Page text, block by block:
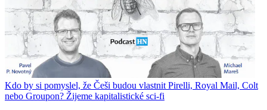
Kdo by si pomyslel, že Češi budou vlastnit Pirelli, Royal Mail, Colt
nebo Groupon? Žijeme kapitalistické sci-fi